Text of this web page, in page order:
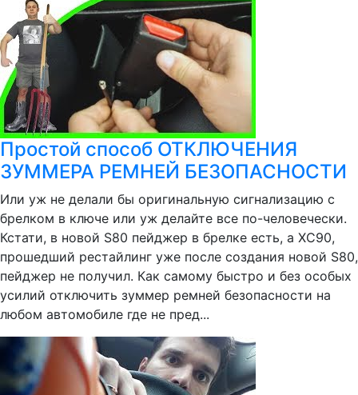
Простой способ ОТКЛЮЧЕНИЯ
ЗУММЕРА РЕМНЕЙ БЕЗОПАСНОСТИ
Или уж не делали бы оригинальную сигнализацию с
брелком в ключе или уж делайте все по-человечески.
Кстати, в новой S80 пейджер в брелке есть, а ХС90,
прошедший рестайлинг уже после создания новой S80,
пейджер не получил. Как самому быстро и без особых
усилий отключить зуммер ремней безопасности на
любом автомобиле где не пред...